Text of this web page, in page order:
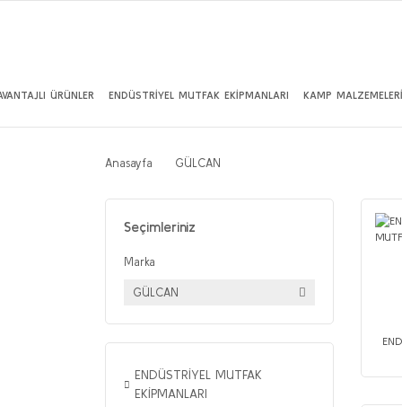
ÜRÜNLER ENDÜSTRİYEL MUTFAK EKİPMANLARI KAMP MALZEMELERİ
Anasayfa GÜLCAN
Seçimleriniz
Marka
GÜLCAN
ENDÜSTRİYEL MUTFAK
EKİPMANLARI